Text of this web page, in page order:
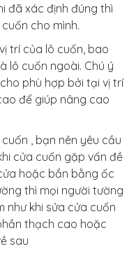
đã xác định đúng thì
cho mình.
trí của lô cuốn, bao
lô cuốn ngoài. Chú ý
phù hợp bởi tại vị trí
để giúp nâng cao
, bạn nên yêu cầu
cửa cuốn gặp vấn đề
hoặc bắn bằng ốc
thì mọi người tường
như khi sửa cửa cuốn
thạch cao hoặc
sau